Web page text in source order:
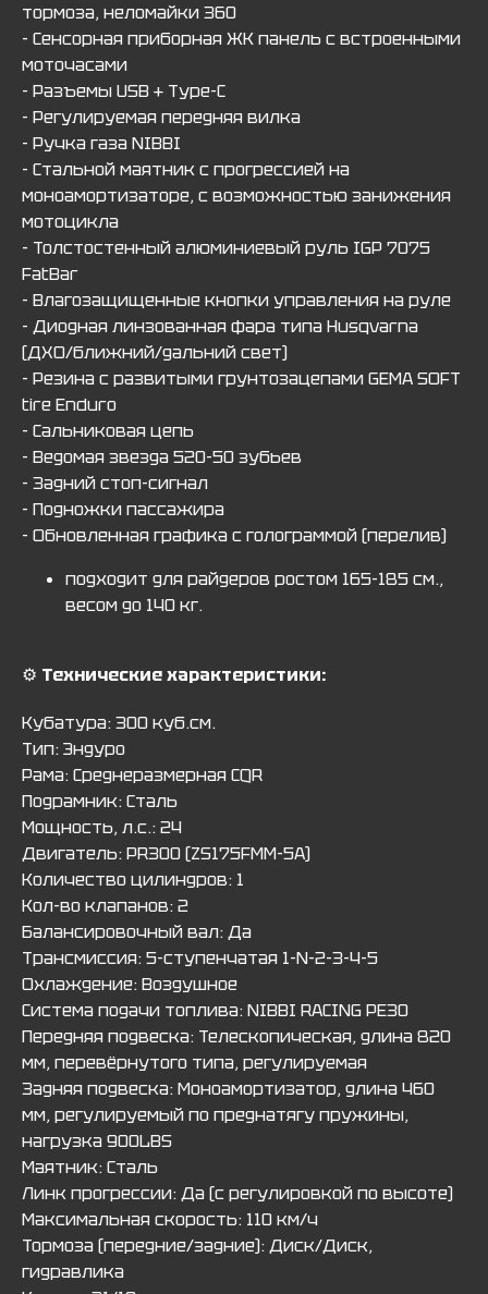
тормоза, неломайки 360
- Сенсорная приборная ЖК панель с встроенными
моточасами
- Разъемы USB + Type-C
- Регулируемая передняя вилка
- Ручка газа NIBBI
- Cтальной маятник с прогрессией на
моноамортизаторе, с возможностью занижения
мотоцикла
- Толстостенный алюминиевый руль IGP 7075
FatBar
- Влагозащищенные кнопки управления на руле
- Диодная линзованная фара типа Husqvarna
(ДХО/ближний/дальний свет)
- Резина с развитыми грунтозацепами GEMA SOFT
tire Enduro
- Сальниковая цепь
- Ведомая звезда 520-50 зубьев
- Задний стоп-сигнал
- Подножки пассажира
- Обновленная графика с голограммой (перелив)
подходит для райдеров ростом 165-185 см.,
весом до 140 кг.
⚙️ Технические характеристики:
Кубатура: 300 куб.см.
Тип: Эндуро
Рама: Среднеразмерная CQR
Подрамник: Сталь
Мощность, л.с.: 24
Двигатель: PR300 (ZS175FMM-5A)
Количество цилиндров: 1
Кол-во клапанов: 2
Балансировочный вал: Да
Трансмиссия: 5-ступенчатая 1-N-2-3-4-5
Охлаждение: Воздушное
Система подачи топлива: NIВВI RАСING РЕ30
Передняя подвеска: Телескопическая, длина 820
мм, перевёрнутого типа, регулируемая
Задняя подвеска: Моноамортизатор, длина 460
мм, регулируемый по преднатягу пружины,
нагрузка 900LBS
Маятник: Сталь
Линк прогрессии: Да (с регулировкой по высоте)
Максимальная скорость: 110 км/ч
Тормоза (передние/задние): Диск/Диск,
гидравлика